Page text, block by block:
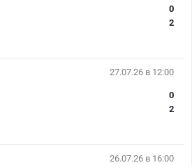
0
2
27.07.26 в 12:00
0
2
26.07.26 в 16:00